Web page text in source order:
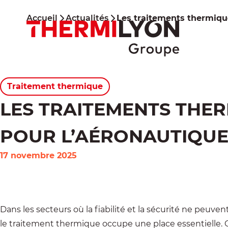
contenu
Accueil Actualités Les traitements
Traitement thermique
LES TRAITEMENTS
POUR
17 novembre 2025
Dans les secteurs où la fiabilité et la sécurité ne
le traitement thermique occupe une place essentielle.